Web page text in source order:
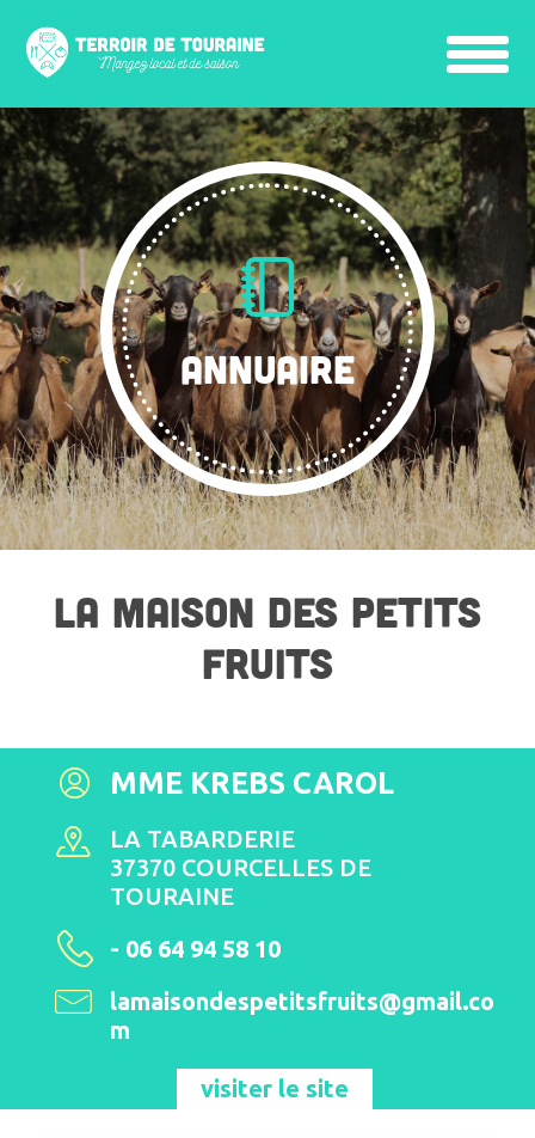
ANNUAIRE
LA MAISON DES PETITS
FRUITS
MME KREBS CAROL
LA TABARDERIE
37370 COURCELLES DE
TOURAINE
- 06 64 94 58 10
lamaisondespetitsfruits@gmail.co
m
visiter le site